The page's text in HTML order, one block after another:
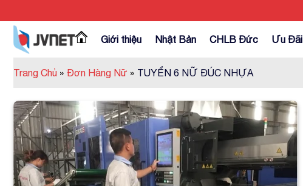
to
content
Giới thiệu Nhật Bản CHLB Đức Ưu Đãi
Trang Chủ » Đơn Hàng Nữ » TUYỂN 6 NỮ ĐÚC NHỰA